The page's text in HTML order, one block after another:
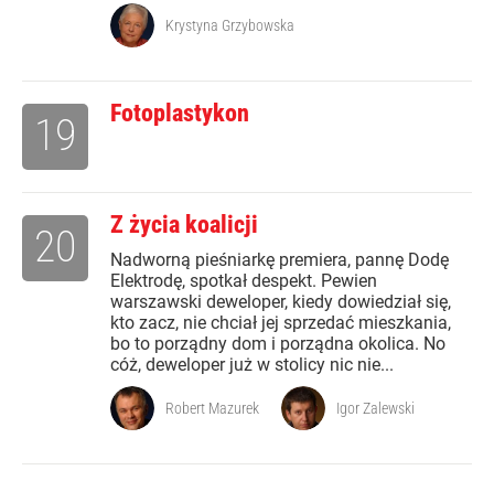
Krystyna Grzybowska
Fotoplastykon
19
Z życia koalicji
Nadworną pieśniarkę premiera, pannę Dodę
Elektrodę, spotkał despekt. Pewien
warszawski deweloper, kiedy dowiedział się,
kto zacz, nie chciał jej sprzedać mieszkania,
bo to porządny dom i porządna okolica. No
cóż, deweloper już w stolicy nic nie...
20
Robert Mazurek Igor Zalewski